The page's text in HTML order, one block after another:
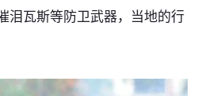
泪瓦斯等防卫武器，当地的行